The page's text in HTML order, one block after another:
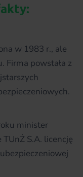
w 1983 r., ale
Firma powstała z
minister
S.A. licencję